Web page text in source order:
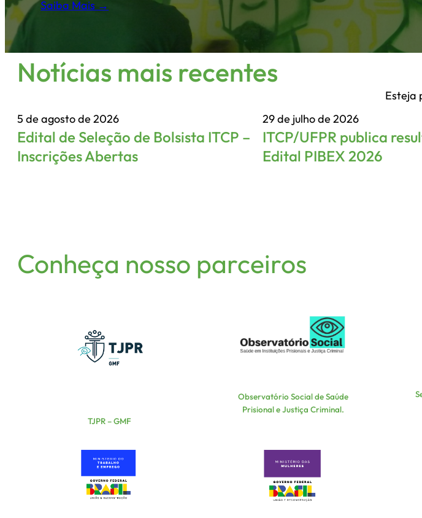
Saiba Mais →
Notícias mais recentes
Esteja
5 de agosto de 2026
Edital de Seleção de Bolsista ITCP –
Inscrições Abertas
29 de julho de 2026
ITCP/UFPR publica
Edital PIBEX 2026
Conheça nosso parceiros
TJPR – GMF
Observatório Social de Saúde
Prisional e Justiça Criminal.